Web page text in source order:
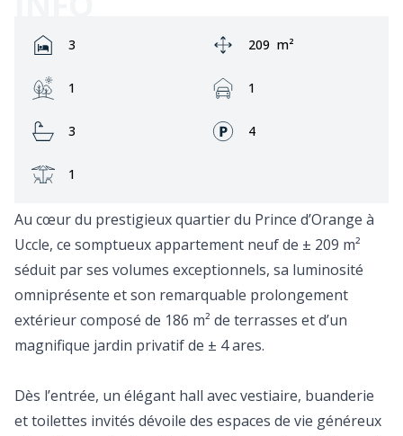
Rooms:
3 Zone:
209 m²
Jardin:
1 Garage:
1
Bathrooms:
3 Façades:
4
Terrasse:
1
Au cœur du prestigieux quartier du Prince d’Orange à
Uccle, ce somptueux appartement neuf de ± 209 m²
séduit par ses volumes exceptionnels, sa luminosité
omniprésente et son remarquable prolongement
extérieur composé de 186 m² de terrasses et d’un
magnifique jardin privatif de ± 4 ares.
Dès l’entrée, un élégant hall avec vestiaire, buanderie
et toilettes invités dévoile des espaces de vie généreux